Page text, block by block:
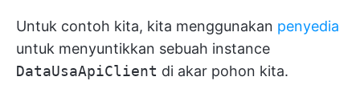
Untuk contoh kita, kita menggunakan penyedia
untuk menyuntikkan sebuah instance
DataUsaApiClient di akar pohon kita.